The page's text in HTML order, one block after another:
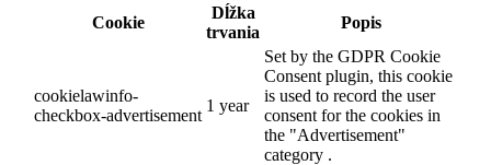
Cookie
Dĺžka
trvania
Popis
cookielawinfo-
checkbox-advertisement
1 year
Set by the GDPR Cookie
Consent plugin, this cookie
is used to record the user
consent for the cookies in
the "Advertisement"
category .